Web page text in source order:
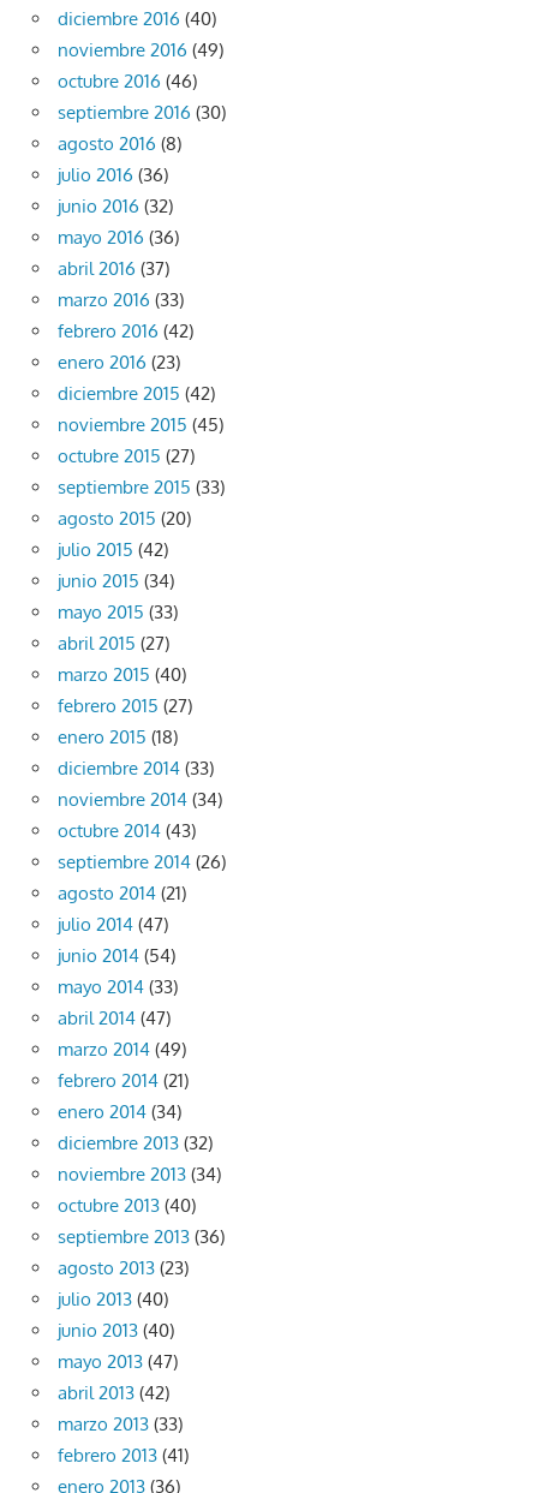
diciembre 2016 (40)
noviembre 2016 (49)
octubre 2016 (46)
septiembre 2016 (30)
agosto 2016 (8)
julio 2016 (36)
junio 2016 (32)
mayo 2016 (36)
abril 2016 (37)
marzo 2016 (33)
febrero 2016 (42)
enero 2016 (23)
diciembre 2015 (42)
noviembre 2015 (45)
octubre 2015 (27)
septiembre 2015 (33)
agosto 2015 (20)
julio 2015 (42)
junio 2015 (34)
mayo 2015 (33)
abril 2015 (27)
marzo 2015 (40)
febrero 2015 (27)
enero 2015 (18)
diciembre 2014 (33)
noviembre 2014 (34)
octubre 2014 (43)
septiembre 2014 (26)
agosto 2014 (21)
julio 2014 (47)
junio 2014 (54)
mayo 2014 (33)
abril 2014 (47)
marzo 2014 (49)
febrero 2014 (21)
enero 2014 (34)
diciembre 2013 (32)
noviembre 2013 (34)
octubre 2013 (40)
septiembre 2013 (36)
agosto 2013 (23)
julio 2013 (40)
junio 2013 (40)
mayo 2013 (47)
abril 2013 (42)
marzo 2013 (33)
febrero 2013 (41)
enero 2013 (36)